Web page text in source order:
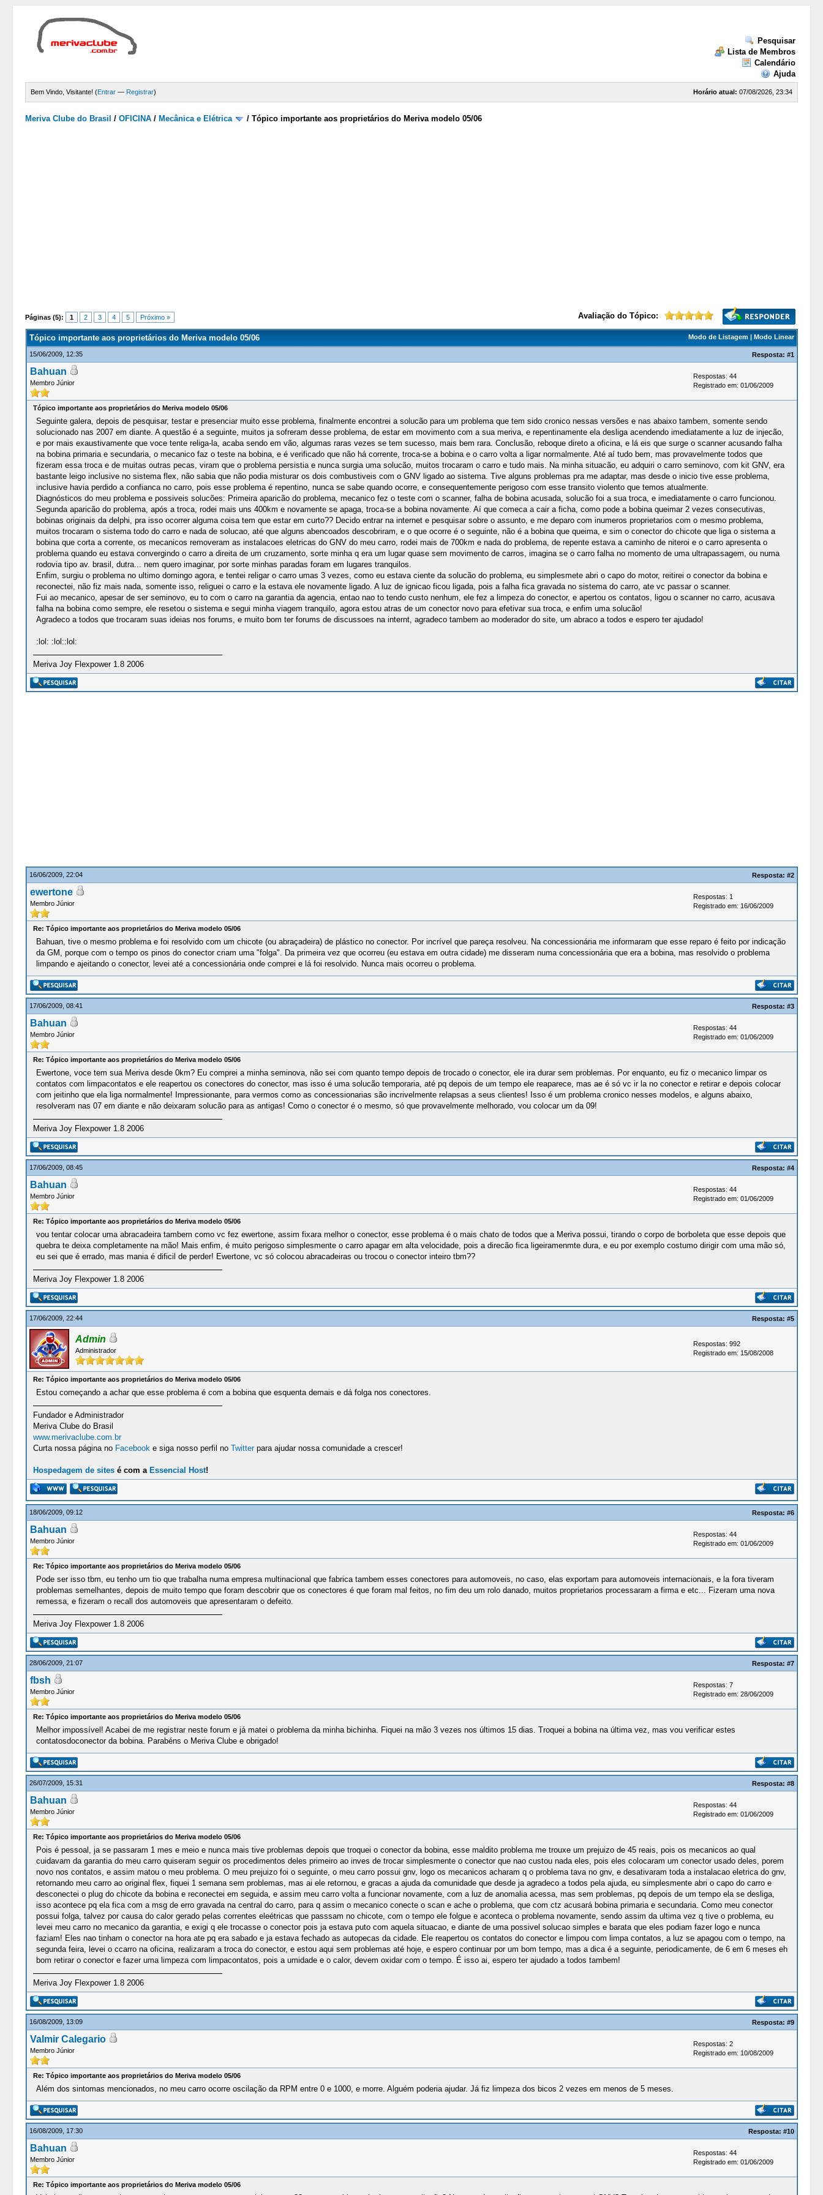
Pesquisar
Lista de Membros
Calendário
Ajuda
Horário atual: 07/08/2026, 23:34
Bem Vindo, Visitante! (Entrar — Registrar)
Meriva Clube do Brasil /OFICINA / Mecânica e Elétrica /Tópico importante aos proprietários do Meriva modelo 05/06
Páginas (5): 1 2 3 4 5 Próximo » Avaliação do Tópico:
1 Votos - 5 Média
1
2
3
4
5
Modo de Listagem| Modo Linear
Tópico importante aos proprietários do Meriva modelo 05/06
15/06/2009, 12:35 Resposta: #1
Bahuan
Membro Júnior
Respostas: 44
Registrado em: 01/06/2009
Tópico importante aos proprietários do Meriva modelo 05/06
Seguinte galera, depois de pesquisar, testar e presenciar muito esse problema, finalmente encontrei a solucão para um problema que tem sido cronico nessas versões e nas abaixo tambem, somente sendo
solucionado nas 2007 em diante. A questão é a seguinte, muitos ja sofreram desse problema, de estar em movimento com a sua meriva, e repentinamente ela desliga acendendo imediatamente a luz de injecão,
e por mais exaustivamente que voce tente religa-la, acaba sendo em vão, algumas raras vezes se tem sucesso, mais bem rara. Conclusão, reboque direto a oficina, e lá eis que surge o scanner acusando falha
na bobina primaria e secundaria, o mecanico faz o teste na bobina, e é verificado que não há corrente, troca-se a bobina e o carro volta a ligar normalmente. Até aí tudo bem, mas provavelmente todos que
fizeram essa troca e de muitas outras pecas, viram que o problema persistia e nunca surgia uma solucão, muitos trocaram o carro e tudo mais. Na minha situacão, eu adquiri o carro seminovo, com kit GNV, era
bastante leigo inclusive no sistema flex, não sabia que não podia misturar os dois combustiveis com o GNV ligado ao sistema. Tive alguns problemas pra me adaptar, mas desde o inicio tive esse problema,
inclusive havia perdido a confianca no carro, pois esse problema é repentino, nunca se sabe quando ocorre, e consequentemente perigoso com esse transito violento que temos atualmente.
Diagnósticos do meu problema e possiveis solucões: Primeira aparicão do problema, mecanico fez o teste com o scanner, falha de bobina acusada, solucão foi a sua troca, e imediatamente o carro funcionou.
Segunda aparicão do problema, após a troca, rodei mais uns 400km e novamente se apaga, troca-se a bobina novamente. Aí que comeca a cair a ficha, como pode a bobina queimar 2 vezes consecutivas,
bobinas originais da delphi, pra isso ocorrer alguma coisa tem que estar em curto?? Decido entrar na internet e pesquisar sobre o assunto, e me deparo com inumeros proprietarios com o mesmo problema,
muitos trocaram o sistema todo do carro e nada de solucao, até que alguns abencoados descobriram, e o que ocorre é o seguinte, não é a bobina que queima, e sim o conector do chicote que liga o sistema a
bobina que corta a corrente, os mecanicos removeram as instalacoes eletricas do GNV do meu carro, rodei mais de 700km e nada do problema, de repente estava a caminho de niteroi e o carro apresenta o
problema quando eu estava convergindo o carro a direita de um cruzamento, sorte minha q era um lugar quase sem movimento de carros, imagina se o carro falha no momento de uma ultrapassagem, ou numa
rodovia tipo av. brasil, dutra... nem quero imaginar, por sorte minhas paradas foram em lugares tranquilos.
Enfim, surgiu o problema no ultimo domingo agora, e tentei religar o carro umas 3 vezes, como eu estava ciente da solucão do problema, eu simplesmete abri o capo do motor, reitirei o conector da bobina e
reconectei, não fiz mais nada, somente isso, religuei o carro e la estava ele novamente ligado. A luz de ignicao ficou ligada, pois a falha fica gravada no sistema do carro, ate vc passar o scanner.
Fui ao mecanico, apesar de ser seminovo, eu to com o carro na garantia da agencia, entao nao to tendo custo nenhum, ele fez a limpeza do conector, e apertou os contatos, ligou o scanner no carro, acusava
falha na bobina como sempre, ele resetou o sistema e segui minha viagem tranquilo, agora estou atras de um conector novo para efetivar sua troca, e enfim uma solucão!
Agradeco a todos que trocaram suas ideias nos forums, e muito bom ter forums de discussoes na internt, agradeco tambem ao moderador do site, um abraco a todos e espero ter ajudado!
:lol: :lol::lol:
Meriva Joy Flexpower 1.8 2006
16/06/2009, 22:04 Resposta: #2
ewertone
Membro Júnior
Respostas: 1
Registrado em: 16/06/2009
Re: Tópico importante aos proprietários do Meriva modelo 05/06
Bahuan, tive o mesmo problema e foi resolvido com um chicote (ou abraçadeira) de plástico no conector. Por incrível que pareça resolveu. Na concessionária me informaram que esse reparo é feito por indicação
da GM, porque com o tempo os pinos do conector criam uma "folga". Da primeira vez que ocorreu (eu estava em outra cidade) me disseram numa concessionária que era a bobina, mas resolvido o problema
limpando e ajeitando o conector, levei até a concessionária onde comprei e lá foi resolvido. Nunca mais ocorreu o problema.
17/06/2009, 08:41 Resposta: #3
Bahuan
Membro Júnior
Respostas: 44
Registrado em: 01/06/2009
Re: Tópico importante aos proprietários do Meriva modelo 05/06
Ewertone, voce tem sua Meriva desde 0km? Eu comprei a minha seminova, não sei com quanto tempo depois de trocado o conector, ele ira durar sem problemas. Por enquanto, eu fiz o mecanico limpar os
contatos com limpacontatos e ele reapertou os conectores do conector, mas isso é uma solucão temporaria, até pq depois de um tempo ele reaparece, mas ae é só vc ir la no conector e retirar e depois colocar
com jeitinho que ela liga normalmente! Impressionante, para vermos como as concessionarias são incrivelmente relapsas a seus clientes! Isso é um problema cronico nesses modelos, e alguns abaixo,
resolveram nas 07 em diante e não deixaram solucão para as antigas! Como o conector é o mesmo, só que provavelmente melhorado, vou colocar um da 09!
Meriva Joy Flexpower 1.8 2006
17/06/2009, 08:45 Resposta: #4
Bahuan
Membro Júnior
Respostas: 44
Registrado em: 01/06/2009
Re: Tópico importante aos proprietários do Meriva modelo 05/06
vou tentar colocar uma abracadeira tambem como vc fez ewertone, assim fixara melhor o conector, esse problema é o mais chato de todos que a Meriva possui, tirando o corpo de borboleta que esse depois que
quebra te deixa completamente na mão! Mais enfim, é muito perigoso simplesmente o carro apagar em alta velocidade, pois a direcão fica ligeiramenmte dura, e eu por exemplo costumo dirigir com uma mão só,
eu sei que é errado, mas mania é dificil de perder! Ewertone, vc só colocou abracadeiras ou trocou o conector inteiro tbm??
Meriva Joy Flexpower 1.8 2006
17/06/2009, 22:44 Resposta: #5
Admin
Administrador
Respostas: 992
Registrado em: 15/08/2008
Re: Tópico importante aos proprietários do Meriva modelo 05/06
Estou começando a achar que esse problema é com a bobina que esquenta demais e dá folga nos conectores.
Fundador e Administrador
Meriva Clube do Brasil
www.merivaclube.com.br
Curta nossa página no Facebooke siga nosso perfil no Twitterpara ajudar nossa comunidade a crescer!
Hospedagem de sitesé com a Essencial Host!
18/06/2009, 09:12 Resposta: #6
Bahuan
Membro Júnior
Respostas: 44
Registrado em: 01/06/2009
Re: Tópico importante aos proprietários do Meriva modelo 05/06
Pode ser isso tbm, eu tenho um tio que trabalha numa empresa multinacional que fabrica tambem esses conectores para automoveis, no caso, elas exportam para automoveis internacionais, e la fora tiveram
problemas semelhantes, depois de muito tempo que foram descobrir que os conectores é que foram mal feitos, no fim deu um rolo danado, muitos proprietarios processaram a firma e etc... Fizeram uma nova
remessa, e fizeram o recall dos automoveis que apresentaram o defeito.
Meriva Joy Flexpower 1.8 2006
28/06/2009, 21:07 Resposta: #7
fbsh
Membro Júnior
Respostas: 7
Registrado em: 28/06/2009
Re: Tópico importante aos proprietários do Meriva modelo 05/06
Melhor impossível! Acabei de me registrar neste forum e já matei o problema da minha bichinha. Fiquei na mão 3 vezes nos últimos 15 dias. Troquei a bobina na última vez, mas vou verificar estes
contatosdoconector da bobina. Parabéns o Meriva Clube e obrigado!
26/07/2009, 15:31 Resposta: #8
Bahuan
Membro Júnior
Respostas: 44
Registrado em: 01/06/2009
Re: Tópico importante aos proprietários do Meriva modelo 05/06
Pois é pessoal, ja se passaram 1 mes e meio e nunca mais tive problemas depois que troquei o conector da bobina, esse maldito problema me trouxe um prejuizo de 45 reais, pois os mecanicos ao qual
cuidavam da garantia do meu carro quiseram seguir os procedimentos deles primeiro ao inves de trocar simplesmente o conector que nao custou nada eles, pois eles colocaram um conector usado deles, porem
novo nos contatos, e assim matou o meu problema. O meu prejuizo foi o seguinte, o meu carro possui gnv, logo os mecanicos acharam q o problema tava no gnv, e desativaram toda a instalacao eletrica do gnv,
retornando meu carro ao original flex, fiquei 1 semana sem problemas, mas ai ele retornou, e gracas a ajuda da comunidade que desde ja agradeco a todos pela ajuda, eu simplesmente abri o capo do carro e
desconectei o plug do chicote da bobina e reconectei em seguida, e assim meu carro volta a funcionar novamente, com a luz de anomalia acessa, mas sem problemas, pq depois de um tempo ela se desliga,
isso acontece pq ela fica com a msg de erro gravada na central do carro, para q assim o mecanico conecte o scan e ache o problema, que com ctz acusará bobina primaria e secundaria. Como meu conector
possui folga, talvez por causa do calor gerado pelas correntes eleétricas que passsam no chicote, com o tempo ele folgue e aconteca o problema novamente, sendo assim da ultima vez q tive o problema, eu
levei meu carro no mecanico da garantia, e exigi q ele trocasse o conector pois ja estava puto com aquela situacao, e diante de uma possivel solucao simples e barata que eles podiam fazer logo e nunca
faziam! Eles nao tinham o conector na hora ate pq era sabado e ja estava fechado as autopecas da cidade. Ele reapertou os contatos do conector e limpou com limpa contatos, a luz se apagou com o tempo, na
segunda feira, levei o ccarro na oficina, realizaram a troca do conector, e estou aqui sem problemas até hoje, e espero continuar por um bom tempo, mas a dica é a seguinte, periodicamente, de 6 em 6 meses eh
bom retirar o conector e fazer uma limpeza com limpacontatos, pois a umidade e o calor, devem oxidar com o tempo. É isso ai, espero ter ajudado a todos tambem!
Meriva Joy Flexpower 1.8 2006
16/08/2009, 13:09 Resposta: #9
Valmir Calegario
Membro Júnior
Respostas: 2
Registrado em: 10/08/2009
Re: Tópico importante aos proprietários do Meriva modelo 05/06
Além dos sintomas mencionados, no meu carro ocorre oscilação da RPM entre 0 e 1000, e morre. Alguém poderia ajudar. Já fiz limpeza dos bicos 2 vezes em menos de 5 meses.
16/08/2009, 17:30 Resposta: #10
Bahuan
Membro Júnior
Respostas: 44
Registrado em: 01/06/2009
Re: Tópico importante aos proprietários do Meriva modelo 05/06